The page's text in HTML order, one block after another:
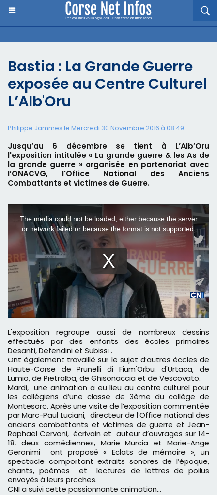
Bastia : La Grande Guerre
exposée au Centre Culturel
L’Alb'Oru
Philippe Jammes le Mercredi 30 Novembre 2016 à 08:49
Jusqu’au 6 décembre se tient à L’Alb’Oru
l'exposition intitulée « La grande guerre & les As de
la grande guerre » organisée en partenariat avec
l’ONACVG, l'Office National des Anciens
Combattants et victimes de Guerre.
L'exposition regroupe aussi de nombreux dessins
effectués par des enfants des écoles primaires
Desanti, Defendini et Subissi .
Ont également travaillé sur le sujet d’autres écoles de
Haute-Corse de Prunelli di Fium'Orbu, d'Urtaca, de
Lumio, de Pietralba, de Ghisonaccia et de Vescovato.
Mardi, une animation a eu lieu au centre culturel pour
les collégiens d’une classe de 3ème du collège de
Montesoro. Après une visite de l’exposition commentée
par Marc-Paul Luciani, directeur de l’Office national des
anciens combattants et victimes de guerre et Jean-
Raphaël Cervoni, écrivain et auteur d’ouvrages sur 14-
18, deux comédiennes, Marie Murcia et Marie-Ange
Geronimi ont proposé « Eclats de mémoire », un
spectacle comportant extraits sonores de l’époque,
chants, poèmes et lectures de lettres de poilus
envoyés à leurs proches.
CNI a suivi cette passionnante animation...